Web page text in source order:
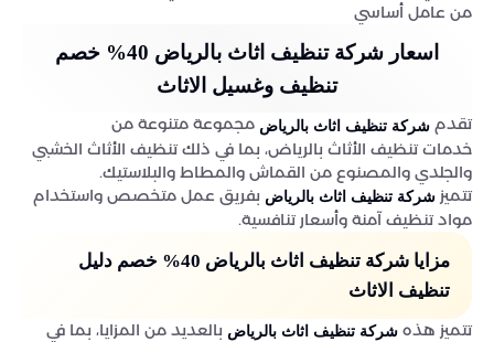
من عامل أساسي
اسعار شركة تنظيف اثاث بالرياض 40% خصم
تنظيف وغسيل الاثاث
تقدم شركة تنظيف اثاث بالرياض مجموعة متنوعة من
خدمات تنظيف الأثاث بالرياض، بما في ذلك تنظيف الأثاث الخشبي
والجلدي والمصنوع من القماش والمطاط والبلاستيك.
تتميز شركة تنظيف اثاث بالرياض بفريق عمل متخصص واستخدام
مواد تنظيف آمنة وأسعار تنافسية.
مزايا شركة تنظيف اثاث بالرياض 40% خصم دليل
تنظيف الاثاث
تتميز هذه شركة تنظيف اثاث بالرياض بالعديد من المزايا، بما في